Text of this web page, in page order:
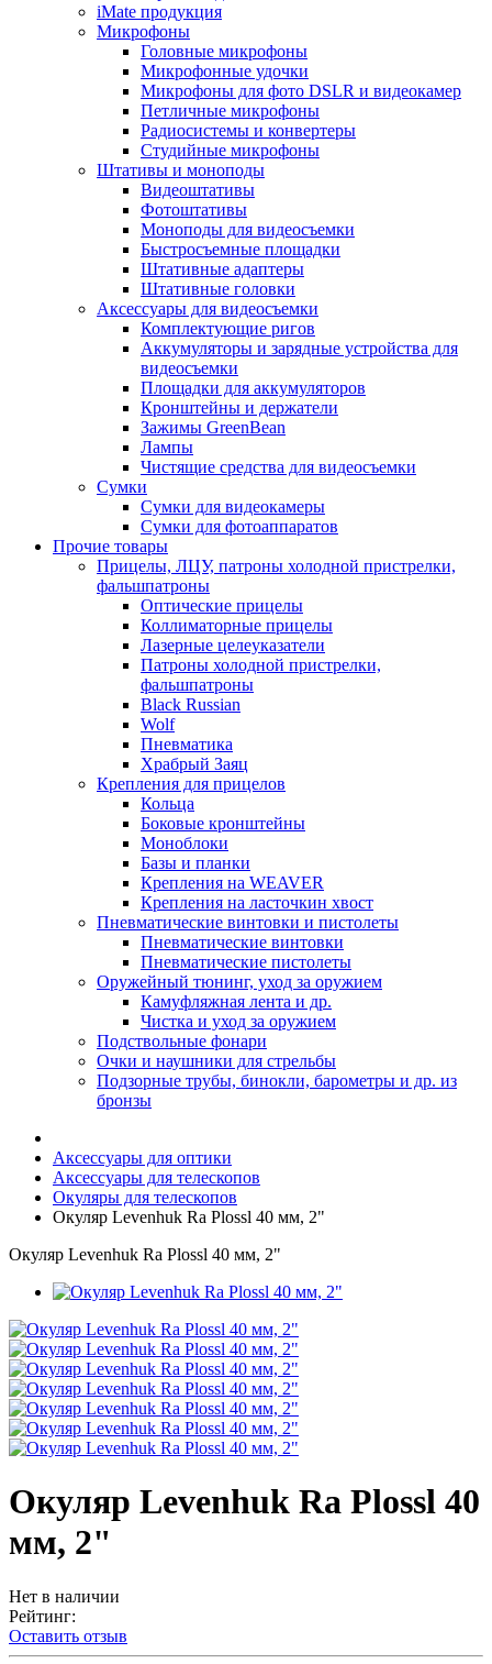
iMate продукция
Микрофоны
Головные микрофоны
Микрофонные удочки
Микрофоны для фото DSLR и видеокамер
Петличные микрофоны
Радиосистемы и конвертеры
Студийные микрофоны
Штативы и моноподы
Видеоштативы
Фотоштативы
Моноподы для видеосъемки
Быстросъемные площадки
Штативные адаптеры
Штативные головки
Аксессуары для видеосъемки
Комплектующие ригов
Аккумуляторы и зарядные устройства для
видеосъемки
Площадки для аккумуляторов
Кронштейны и держатели
Зажимы GreenBean
Лампы
Чистящие средства для видеосъемки
Сумки
Сумки для видеокамеры
Сумки для фотоаппаратов
Прочие товары
Прицелы, ЛЦУ, патроны холодной пристрелки,
фальшпатроны
Оптические прицелы
Коллиматорные прицелы
Лазерные целеуказатели
Патроны холодной пристрелки,
фальшпатроны
Black Russian
Wolf
Пневматика
Храбрый Заяц
Крепления для прицелов
Кольца
Боковые кронштейны
Моноблоки
Базы и планки
Крепления на WEAVER
Крепления на ласточкин хвост
Пневматические винтовки и пистолеты
Пневматические винтовки
Пневматические пистолеты
Оружейный тюнинг, уход за оружием
Камуфляжная лента и др.
Чистка и уход за оружием
Подствольные фонари
Очки и наушники для стрельбы
Подзорные трубы, бинокли, барометры и др. из
бронзы
Аксессуары для оптики
Аксессуары для телескопов
Окуляры для телескопов
Окуляр Levenhuk Ra Plossl 40 мм, 2"
Окуляр Levenhuk Ra Plossl 40 мм, 2"
Окуляр Levenhuk Ra Plossl 40
мм, 2"
Нет в наличии
Рейтинг:
Оставить отзыв